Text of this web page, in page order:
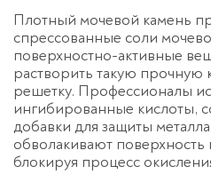
Плотный мочевой камень
спрессованные соли
поверхностно-активные
растворить такую прочную
решетку. Профессионалы
ингибированные кислоты,
добавки для защиты
обволакивают
блокируя процесс